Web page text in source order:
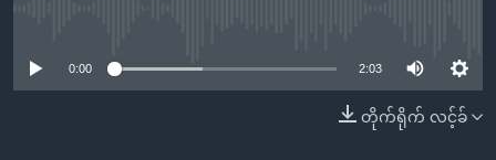
0:00 2:03
တိုက်ရိုက် လင့်ခ်